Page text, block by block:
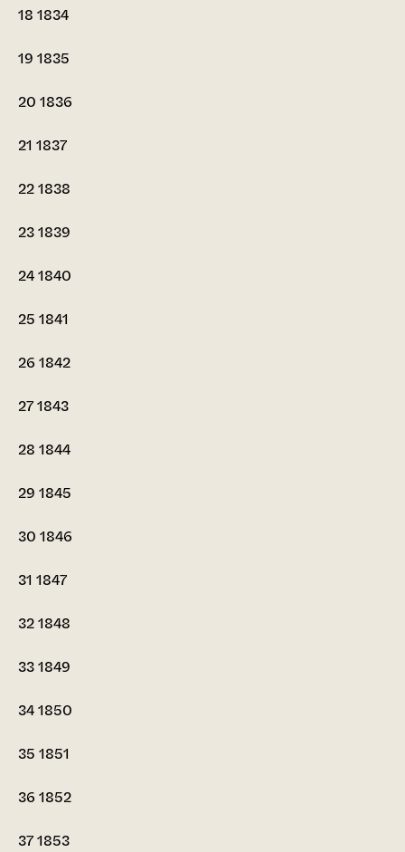
18 1834
19 1835
20 1836
21 1837
221838
231839
241840
25 1841
26 1842
271843
28 1844
29 1845
30 1846
31 1847
321848
331849
341850
35 1851
36 1852
371853